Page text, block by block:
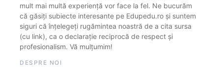
mult mai multă experiență vor face la fel. Ne bucurăm
că găsiți subiecte interesante pe Edupedu.ro și suntem
siguri că înțelegeți rugămintea noastră de a cita sursa
(cu link), ca o declarație reciprocă de respect și
profesionalism. Vă mulțumim!
DESPRE NOI